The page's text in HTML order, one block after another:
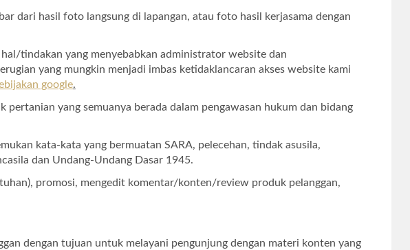
dari hasil foto langsung di lapangan, atau foto hasil kerjasama dengan
tindakan yang menyebabkan administrator website dan
yang mungkin menjadi imbas ketidaklancaran akses website kami
google.
yang semuanya berada dalam pengawasan hukum dan bidang
kata-kata yang bermuatan SARA, pelecehan, tindak asusila,
dan Undang-Undang Dasar 1945.
promosi, mengedit komentar/konten/review produk pelanggan,
dengan tujuan untuk melayani pengunjung dengan materi konten yang